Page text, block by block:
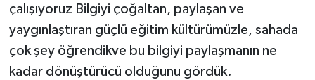
çalışıyoruz Bilgiyi çoğaltan, paylaşan ve
yaygınlaştıran güçlü eğitim kültürümüzle, sahada
çok şey öğrendikve bu bilgiyi paylaşmanın ne
kadar dönüştürücü olduğunu gördük.